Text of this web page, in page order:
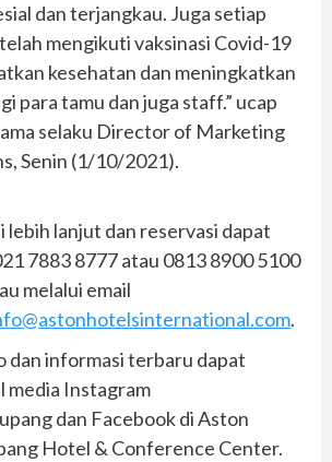
dan terjangkau. Juga setiap
mengikuti vaksinasi Covid-19
kesehatan dan meningkatkan
para tamu dan juga staff.” ucap
selaku Director of Marketing
Senin (1/10/2021).
lebih lanjut dan reservasi dapat
7883 8777 atau 0813 8900 5100
melalui email
.
dan informasi terbaru dapat
media Instagram
dan Facebook di Aston
Hotel & Conference Center.